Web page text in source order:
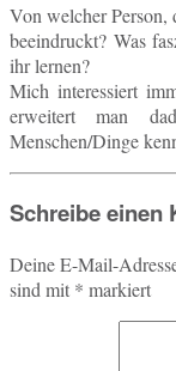
Von wel­cher Person,
be­ein­druckt? Was
ihr lernen?
Mich in­ter­es­siert
er­wei­tert man
Menschen/Dinge
Schreibe einen
Deine E-Mail-
sind mit * markiert